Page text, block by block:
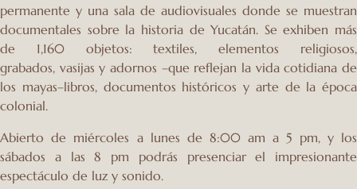
permanente y una sala de audiovisuales donde se muestran
documentales sobre la historia de Yucatán. Se exhiben más
de 1,160 objetos: textiles, elementos religiosos,
grabados, vasijas y adornos –que reflejan la vida cotidiana de
los mayas–libros, documentos históricos y arte de la época
colonial.
Abierto de miércoles a lunes de 8:00 am a 5 pm, y los
sábados a las 8 pm podrás presenciar el impresionante
espectáculo de luz y sonido.